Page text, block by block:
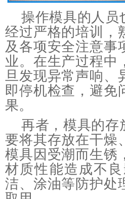
操作模具的人员
经过严格的培训，
及各项安全注意事
业。在生产过程中
旦发现异常声响、
即停机检查，避免
果。
再者，模具的存
要将其存放在干燥
模具因受潮而生锈
材质性能造成不
洁、涂油等防护处